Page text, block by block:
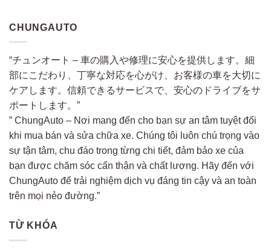
CHUNGAUTO
“チュンオート – 車の購入や修理に安心を提供します。細
部にこだわり、丁寧な対応を心がけ、お客様の車を大切に
ケアします。信頼できるサービスで、安心のドライブをサ
ポートします。”
” ChungAuto – Nơi mang đến cho bạn sự an tâm tuyệt đối
khi mua bán và sửa chữa xe. Chúng tôi luôn chú trọng vào
sự tận tâm, chu đáo trong từng chi tiết, đảm bảo xe của
bạn được chăm sóc cẩn thận và chất lượng. Hãy đến với
ChungAuto để trải nghiệm dịch vụ đáng tin cậy và an toàn
trên mọi nẻo đường.”
TỪ KHÓA